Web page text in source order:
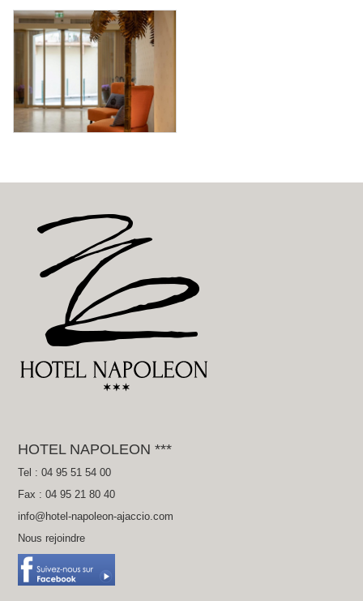
HOTEL NAPOLEON ***
Tel : 04 95 51 54 00
Fax : 04 95 21 80 40
info@hotel-napoleon-ajaccio.com
Nous rejoindre